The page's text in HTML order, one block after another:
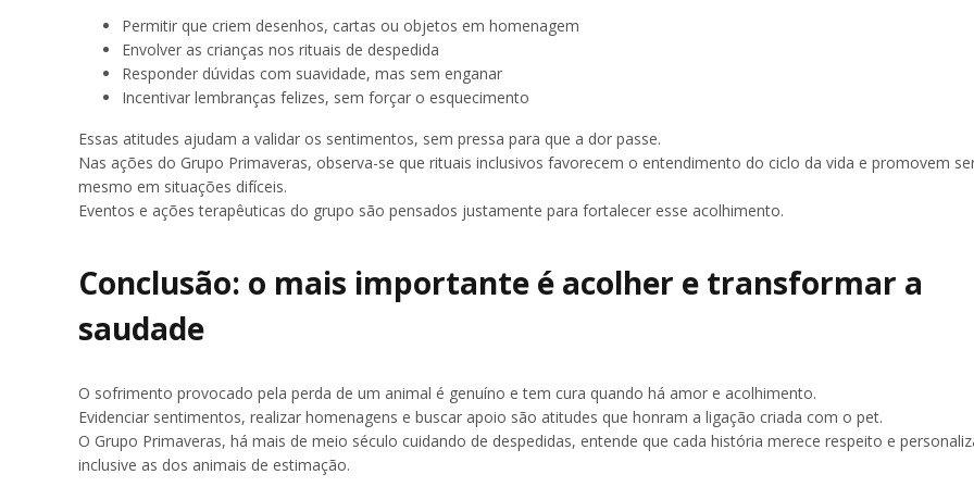
Permitir que criem desenhos, cartas ou objetos em homenagem
Envolver as crianças nos rituais de despedida
Responder dúvidas com suavidade, mas sem enganar
Incentivar lembranças felizes, sem forçar o esquecimento
Essas atitudes ajudam a validar os sentimentos, sem pressa para que a dor passe.
Nas ações do Grupo Primaveras, observa-se que rituais inclusivos favorecem o entendimento do ciclo da vida e promovem
mesmo em situações difíceis.
Eventos e ações terapêuticas do grupo são pensados justamente para fortalecer esse acolhimento.
Conclusão: o mais importante é acolher e transformar a
saudade
O sofrimento provocado pela perda de um animal é genuíno e tem cura quando há amor e acolhimento.
Evidenciar sentimentos, realizar homenagens e buscar apoio são atitudes que honram a ligação criada com o pet.
O Grupo Primaveras, há mais de meio século cuidando de despedidas, entende que cada história merece respeito e
inclusive as dos animais de estimação.